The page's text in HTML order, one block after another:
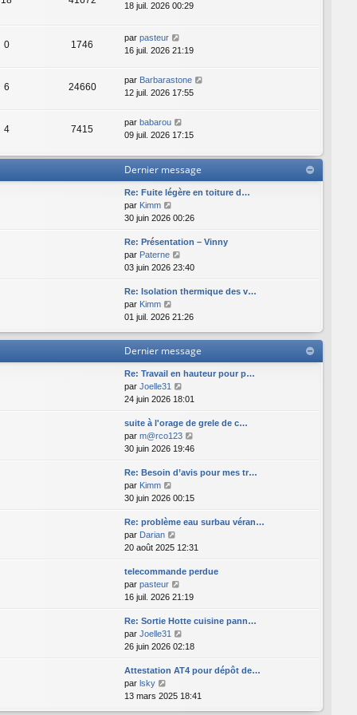
18 juil. 2026 00:29
0 1746
par pasteur
16 juil. 2026 21:19
6 24660
par Barbarastone
12 juil. 2026 17:55
4 7415
par babarou
09 juil. 2026 17:15
Dernier message
Re: Fuite légère en toiture d…
par Kimm
o
n
s
u
l
t
e
l
e
e
r
n
i
r
m
e
s
s
g
e
30 juin 2026 00:26
Re: Présentation – Vinny
par Paterne
o
n
s
l
t
e
r
d
r
n
i
r
e
s
s
g
e
03 juin 2026 23:40
Re: Isolation thermique des v…
par Kimm
o
s
u
t
e
r
e
d
r
i
r
m
e
s
s
a
g
e
01 juil. 2026 21:26
Dernier message
Re: Travail en hauteur pour p…
par Joelle31
o
n
s
u
l
t
e
l
e
d
r
i
r
a
e
24 juin 2026 18:01
suite à l'orage de grele de c…
par m@rco123
o
n
s
l
t
e
l
e
d
i
r
e
30 juin 2026 19:46
Re: Besoin d’avis pour mes tr…
par Kimm
o
n
s
u
l
t
e
r
l
e
d
e
r
i
r
30 juin 2026 00:15
Re: problème eau surbau véran…
par Darian
o
n
s
u
l
t
e
r
l
e
d
r
n
20 août 2025 12:31
telecommande perdue
par pasteur
o
n
s
u
l
t
e
l
e
16 juil. 2026 21:19
Re: Sortie Hotte cuisine pann…
par Joelle31
o
n
s
l
t
26 juin 2026 02:18
Attestation AT4 pour dépôt de…
par lsky
o
13 mars 2025 18:41